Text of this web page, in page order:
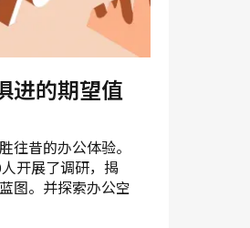
进的期望值
往昔的办公体验。
开展了调研，揭
图。并探索办公空